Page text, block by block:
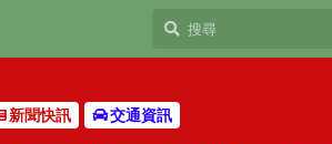
新聞快訊 交通資訊